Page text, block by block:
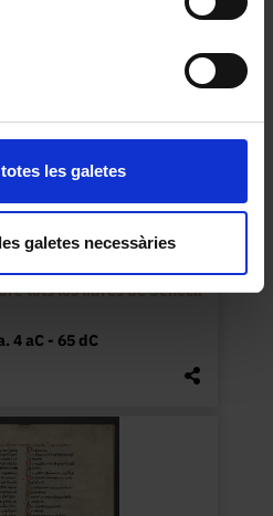
les galetes
galetes necessàries
tots los libres de Seneca
4 aC - 65 dC